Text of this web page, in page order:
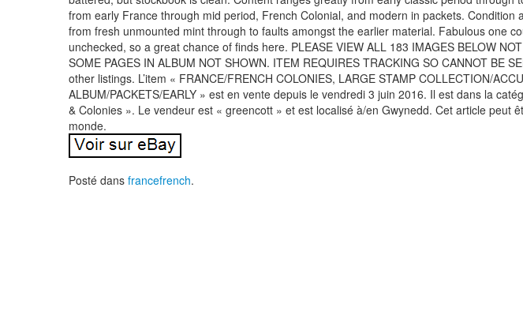
from early France through mid period, French Colonial, and modern in packets. Condition
from fresh unmounted mint through to faults amongst the earlier material. Fabulous one
unchecked, so a great chance of finds here. PLEASE VIEW ALL 183 IMAGES BELOW
SOME PAGES IN ALBUM NOT SHOWN. ITEM REQUIRES TRACKING SO CANNOT BE
other listings. L’item « FRANCE/FRENCH COLONIES, LARGE STAMP COLLECTION/
ALBUM/PACKETS/EARLY » est en vente depuis le vendredi 3 juin 2016. Il est dans la
& Colonies ». Le vendeur est « greencott » et est localisé à/en Gwynedd. Cet article peut
monde.
Posté dans francefrench.